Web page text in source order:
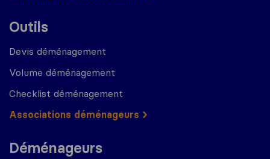
Outils
Devis déménagement
Volume déménagement
Checklist déménagement
Associations déménageurs
Déménageurs